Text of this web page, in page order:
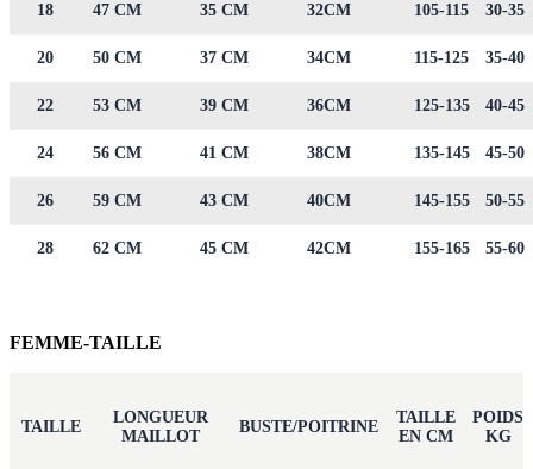
18 47 CM 35 CM 32CM 105-115 30-35
20 50 CM 37 CM 34CM 115-125 35-40
22 53 CM 39 CM 36CM 125-135 40-45
24 56 CM 41 CM 38CM 135-145 45-50
26 59 CM 43 CM 40CM 145-155 50-55
28 62 CM 45 CM 42CM 155-165 55-60
FEMME-TAILLE
TAILLE
LONGUEUR
MAILLOT
BUSTE/POITRINE
TAILLE
EN CM
POIDS
KG